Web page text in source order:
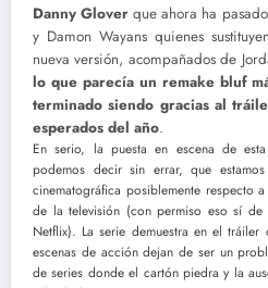
Danny Gloverque ahora ha
y Damon Wayans quienes
nueva versión, acompañados de
lo que parecía un remake bluf
terminado siendo gracias al
esperados del año.
En serio, la puesta en escena de
podemos decir sin errar, que
cinematográfica posiblemente respecto
de la televisión (con permiso eso sí
Netflix). La serie demuestra en el
escenas de acción dejan de ser un
de series donde el cartón piedra y la